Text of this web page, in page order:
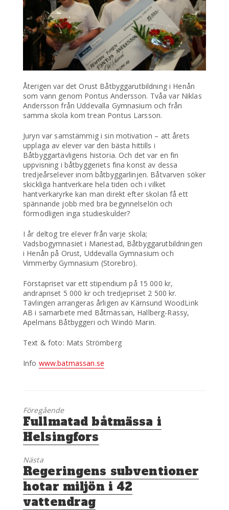
Återigen var det Orust Båtbyggarutbildning i Henån
som vann genom Pontus Andersson. Tvåa var Niklas
Andersson från Uddevalla Gymnasium och från
samma skola kom trean Pontus Larsson.
Juryn var samstämmig i sin motivation – att årets
upplaga av elever var den bästa hittills i
Båtbyggartävligens historia. Och det var en fin
uppvisning i båtbyggeriets fina konst av dessa
tredjeårselever inom båtbyggarlinjen. Båtvarven söker
skickliga hantverkare hela tiden och i vilket
hantverkaryrke kan man direkt efter skolan få ett
spännande jobb med bra begynnelselön och
förmodligen inga studieskulder?
I år deltog tre elever från varje skola;
Vadsbogymnasiet i Mariestad, Båtbyggarutbildningen
i Henån på Orust, Uddevalla Gymnasium och
Vimmerby Gymnasium (Storebro).
Förstapriset var ett stipendium på 15 000 kr,
andrapriset 5 000 kr och tredjepriset 2 500 kr.
Tävlingen arrangeras årligen av Kärnsund WoodLink
AB i samarbete med Båtmässan, Hallberg-Rassy,
Apelmans Båtbyggeri och Windö Marin.
Text & foto: Mats Strömberg
Info www.batmassan.se
Föregående
Föregående
inlägg:
Fullmatad båtmässa i
Helsingfors
Nästa
Nästa
inlägg:
Regeringens subventioner
hotar miljön i 42
vattendrag